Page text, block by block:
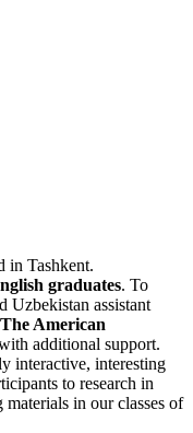
in Tashkent.
graduates. To
Uzbekistan assistant
American
additional support.
interactive, interesting
to research in
materials in our classes of